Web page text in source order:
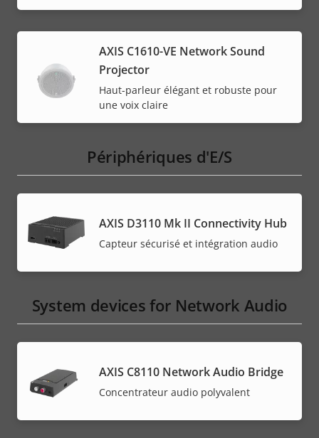
AXIS C1610-VE Network Sound
Projector
Haut-parleur élégant et robuste pour
une voix claire
Périphériques d'E/S
AXIS D3110 Mk II Connectivity Hub
Capteur sécurisé et intégration audio
System devices for Network Audio
AXIS C8110 Network Audio Bridge
Concentrateur audio polyvalent